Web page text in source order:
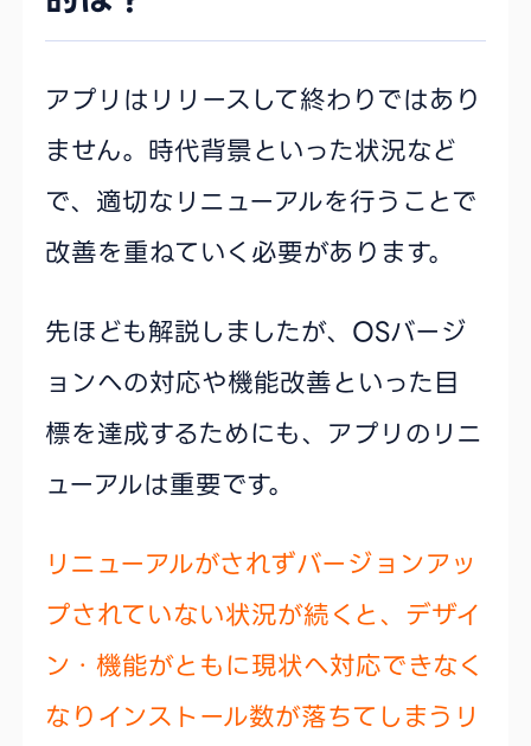
アプリはリリースして終わりではあり
ません。時代背景といった状況など
で、適切なリニューアルを行うことで
改善を重ねていく必要があります。
先ほども解説しましたが、OSバージ
ョンへの対応や機能改善といった目
標を達成するためにも、アプリのリニ
ューアルは重要です。
リニューアルがされずバージョンアッ
プされていない状況が続くと、デザイ
ン・機能がともに現状へ対応できなく
なりインストール数が落ちてしまうリ